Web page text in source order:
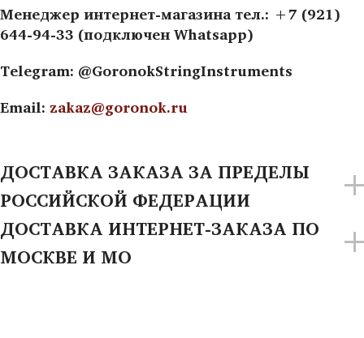
Менеджер интернет-магазина тел.: +7 (921)
644-94-33 (подключен Whatsapp)
Telegram: @GoronokStringInstruments
Email: zakaz@goronok.ru
ДОСТАВКА ЗАКАЗА ЗА ПРЕДЕЛЫ
РОССИЙСКОЙ ФЕДЕРАЦИИ
ДОСТАВКА ИНТЕРНЕТ-ЗАКАЗА ПО
МОСКВЕ И МО